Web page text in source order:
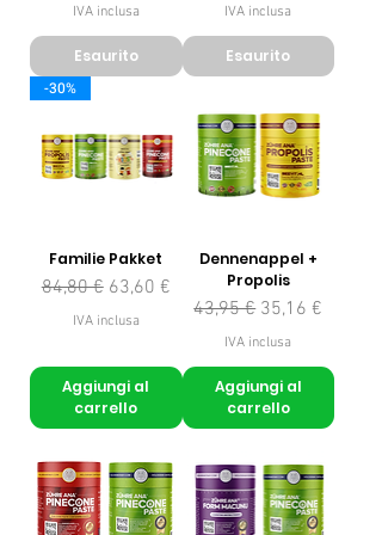
IVA inclusa
Esaurito
IVA inclusa
Esaurito
-30%
Familie Pakket
Prezzo regolare
84,80 € Prezzo scontato
63,60 €
IVA inclusa
Aggiungi al
carrello
Dennenappel +
Propolis
Prezzo regolare
43,95 € Prezzo scontato
35,16 €
IVA inclusa
Aggiungi al
carrello